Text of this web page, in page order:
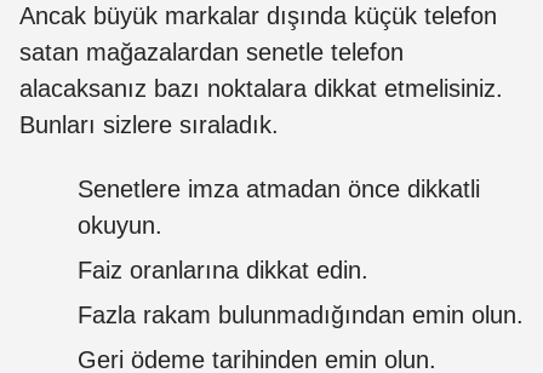
Ancak büyük markalar dışında küçük telefon
satan mağazalardan senetle telefon
alacaksanız bazı noktalara dikkat etmelisiniz.
Bunları sizlere sıraladık.
Senetlere imza atmadan önce dikkatli
okuyun.
Faiz oranlarına dikkat edin.
Fazla rakam bulunmadığından emin olun.
Geri ödeme tarihinden emin olun.